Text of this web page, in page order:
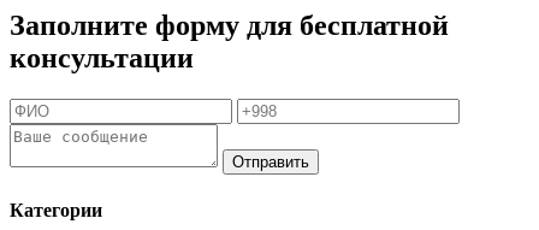
Заполните форму для бесплатной
консультации
Отправить
Категории